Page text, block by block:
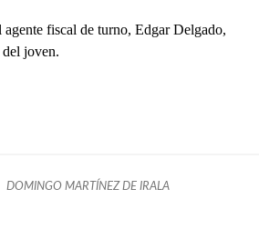
fiscal de turno, Edgar Delgado,
joven.
DOMINGO MARTÍNEZ DE IRALA